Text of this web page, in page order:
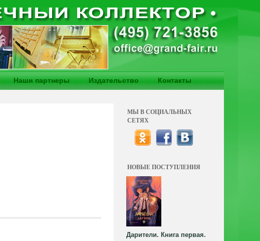
Наши партнеры Издательство Контакты
МЫ В СОЦИАЛЬНЫХ
СЕТЯХ
НОВЫЕ ПОСТУПЛЕНИЯ
Дарители. Книга первая.